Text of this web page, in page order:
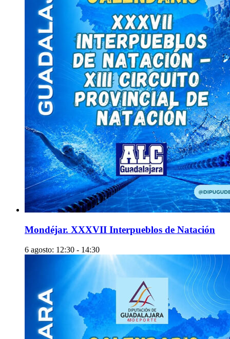
Mondéjar. XXXVII Interpueblos de Natación
6 agosto: 12:30 - 14:30